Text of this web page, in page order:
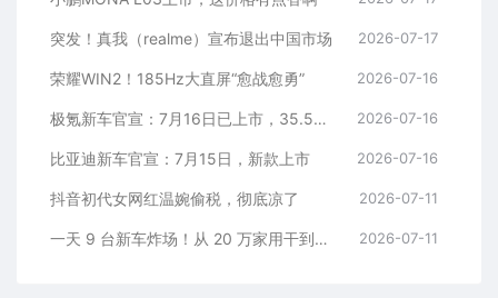
突发！真我（realme）宣布退出中国市场 2026-07-17
荣耀WIN2！185Hz大直屏“愈战愈勇” 2026-07-16
极氪新车官宣：7月16日已上市，35.5万元起 2026-07-16
比亚迪新车官宣：7月15日，新款上市 2026-07-16
抖音初代女网红温婉偷税，彻底凉了 2026-07-11
一天 9 台新车炸场！从 20 万家用干到千万超跑，全价位全覆盖 2026-07-11